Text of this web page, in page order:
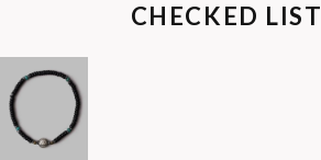
CHECKED LIST